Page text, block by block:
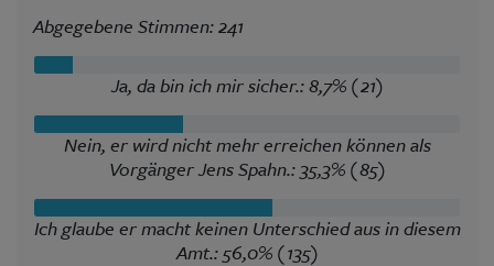
Abgegebene Stimmen: 241
Ja, da bin ich mir sicher.: 8,7% (21)
Nein, er wird nicht mehr erreichen können als
Vorgänger Jens Spahn.: 35,3% (85)
Ich glaube er macht keinen Unterschied aus in diesem
Amt.: 56,0% (135)